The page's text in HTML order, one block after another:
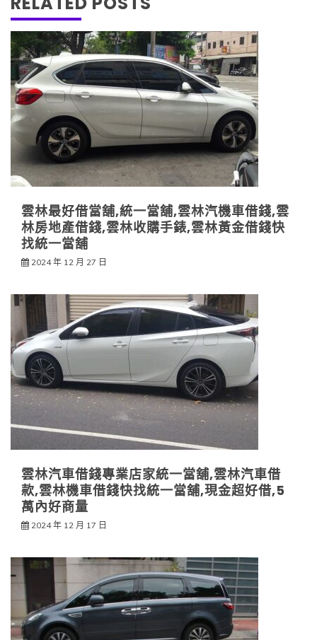
雲林最好借當舖,統一當舖,雲林汽機車借錢,雲
林房地產借錢,雲林收購手錶,雲林黃金借錢快
找統一當舖
2024 年 12 月 27 日
雲林汽車借錢專業店家統一當舖,雲林汽車借
款,雲林機車借錢快找統一當舖,現金超好借,5
萬內好商量
2024 年 12 月 17 日